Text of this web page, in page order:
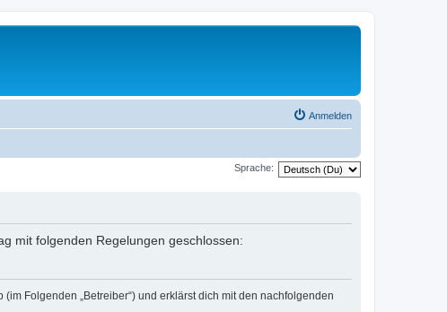
Anmelden
Sprache:
mit folgenden Regelungen geschlossen:
Folgenden „Betreiber“) und erklärst dich mit den nachfolgenden